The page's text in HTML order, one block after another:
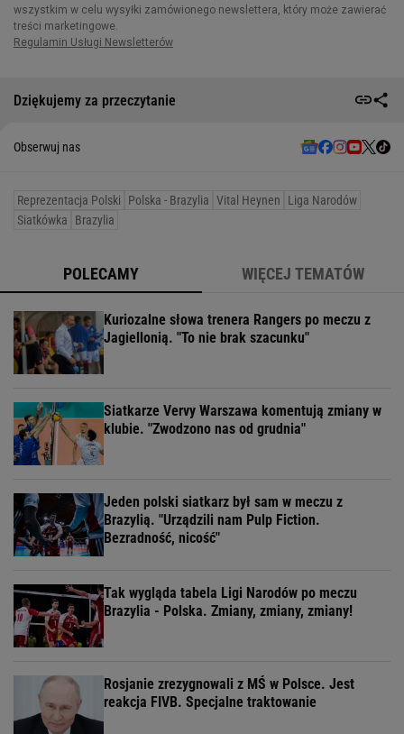
Dziękujemy za przeczytanie
Obserwuj nas
Reprezentacja Polski Polska - Brazylia Vital Heynen
Liga Narodów
Siatkówka
Brazylia
POLECAMY WIĘCEJ TEMATÓW
Kuriozalne słowa trenera Rangers po meczu z
Jagiellonią. "To nie brak szacunku"
Siatkarze Vervy Warszawa komentują zmiany w
klubie. "Zwodzono nas od grudnia"
Jeden polski siatkarz był sam w meczu z
Brazylią. "Urządzili nam Pulp Fiction.
Bezradność, nicość"
Tak wygląda tabela Ligi Narodów po meczu
Brazylia - Polska. Zmiany, zmiany, zmiany!
Rosjanie zrezygnowali z MŚ w Polsce. Jest
reakcja FIVB. Specjalne traktowanie